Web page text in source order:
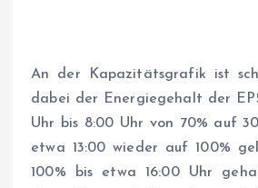
An der Kapazitätsgrafik ist
dabei der Energiegehalt der
Uhr bis 8:00 Uhr von 70% auf
etwa 13:00 wieder auf 100%
100% bis etwa 16:00 Uhr